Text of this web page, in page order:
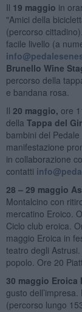
Il 19 maggio in
"Amici della
(percorso
facile livello (a
Brunello Wine
percorso della
e bandana rosa.
Il 20 maggio, ore
della Tappa del
bambini del
manifestazione
in collaborazione
contatti
28 – 29 maggio
Montalcino con
mercatino Eroico.
Ciclo club eroica.
maggio Eroica in
teatro degli
popolo. Ore 20
30 maggio Eroica
gusto
(percorso lungo